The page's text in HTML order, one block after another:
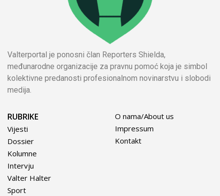
Valterportal je ponosni član Reporters Shielda,
međunarodne organizacije za pravnu pomoć koja je simbol
kolektivne predanosti profesionalnom novinarstvu i slobodi
medija.
RUBRIKE
Vijesti
Dossier
Kolumne
Intervju
Valter Halter
Sport
O nama/About us
Impressum
Kontakt